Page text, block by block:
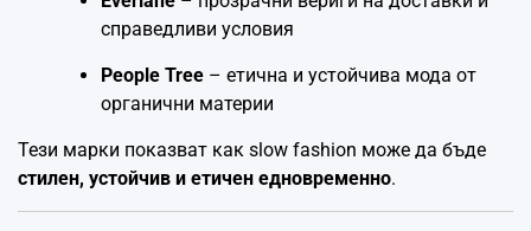
справедливи условия
People Tree – етична и устойчива мода от
органични материи
Тези марки показват как slow fashion може да бъде
стилен, устойчив и етичен едновременно.